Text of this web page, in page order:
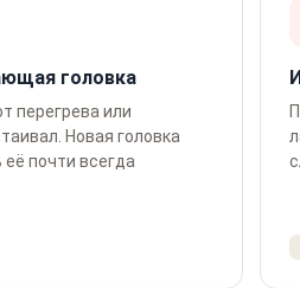
головка
перегрева или
Новая головка
почти всегда